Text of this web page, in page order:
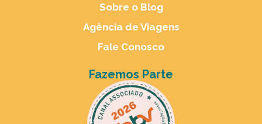
Sobre o Blog
Agência de Viagens
Fale Conosco
Fazemos Parte